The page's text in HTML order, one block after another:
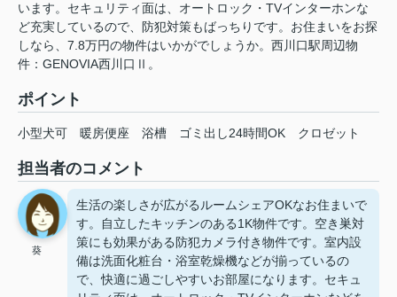
います。セキュリティ面は、オートロック・TVインターホンな
ど充実しているので、防犯対策もばっちりです。お住まいをお探
しなら、7.8万円の物件はいかがでしょうか。西川口駅周辺物
件：GENOVIA西川口Ⅱ。
ポイント
小型犬可 暖房便座 浴槽 ゴミ出し24時間OK クロゼット
担当者のコメント
葵
生活の楽しさが広がるルームシェアOKなお住まいで
す。自立したキッチンのある1K物件です。空き巣対
策にも効果がある防犯カメラ付き物件です。室内設
備は洗面化粧台・浴室乾燥機などが揃っているの
で、快適に過ごしやすいお部屋になります。セキュ